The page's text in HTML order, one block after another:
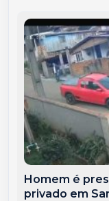
Homem é
privado em